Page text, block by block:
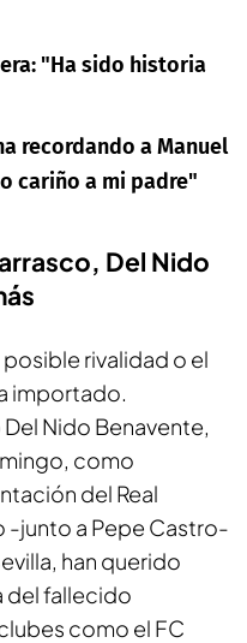
"Ha sido historia
recordando a Manuel
cariño a mi padre"
Del Nido
posible rivalidad o el
importado.
Nido Benavente,
como
del Real
-junto a Pepe Castro-
han querido
del fallecido
como el FC